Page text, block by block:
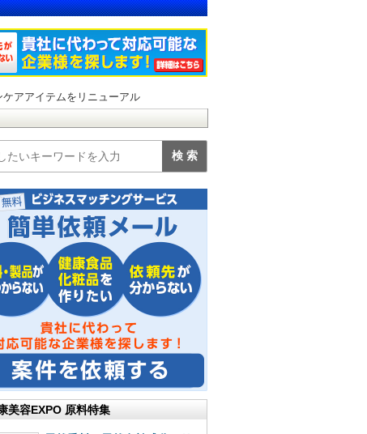
ケアアイテムをリニューアル
美容EXPO 原料特集